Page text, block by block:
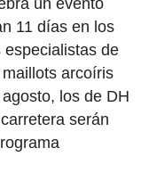
11 días en los
de
arcoíris
los de DH
serán